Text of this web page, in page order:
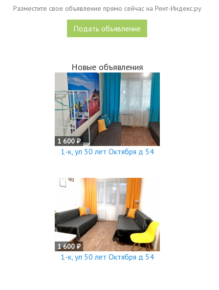
Разместите свое объявление прямо сейчас на Рент-Индекс.ру
Подать объявление
Новые объявления
1 600 ₽
1-к, ул 50 лет Октября д 54
1 600 ₽
1-к, ул 50 лет Октября д 54